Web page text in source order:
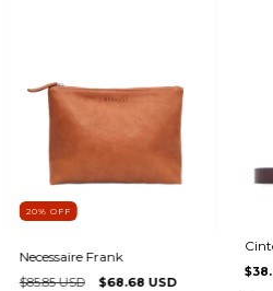
20% OFF
Necessaire Frank
$85.85 USD $68.68 USD